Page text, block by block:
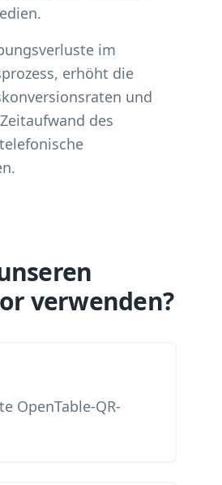
im
erhöht die
und
des
verwenden?
OpenTable-QR-